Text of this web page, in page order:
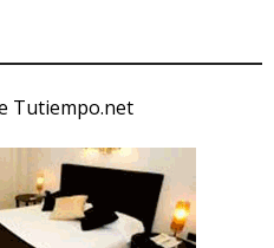
Tutiempo.net